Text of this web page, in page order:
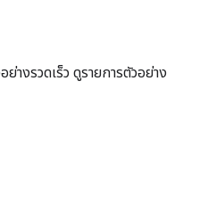
างรวดเร็ว ดูรายการตัวอย่าง